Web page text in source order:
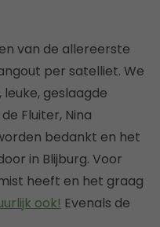
van de allereerste
per satelliet. We
geslaagde
Fluiter, Nina
bedankt en het
in Blijburg. Voor
heeft en het graag
ook! Evenals de